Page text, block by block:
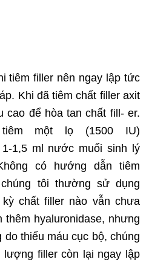
tiêm filler nên ngay lập tức
Khi đã tiêm chất filler axit
cao để hòa tan chất fill- er.
một lọ (1500 IU)
1,5 ml nước muối sinh lý
có hướng dẫn tiêm
chúng tôi thường sử dụng
chất filler nào vẫn chưa
hyaluronidase, nhưng
thiếu máu cục bộ, chúng
lượng filler còn lại ngay lập